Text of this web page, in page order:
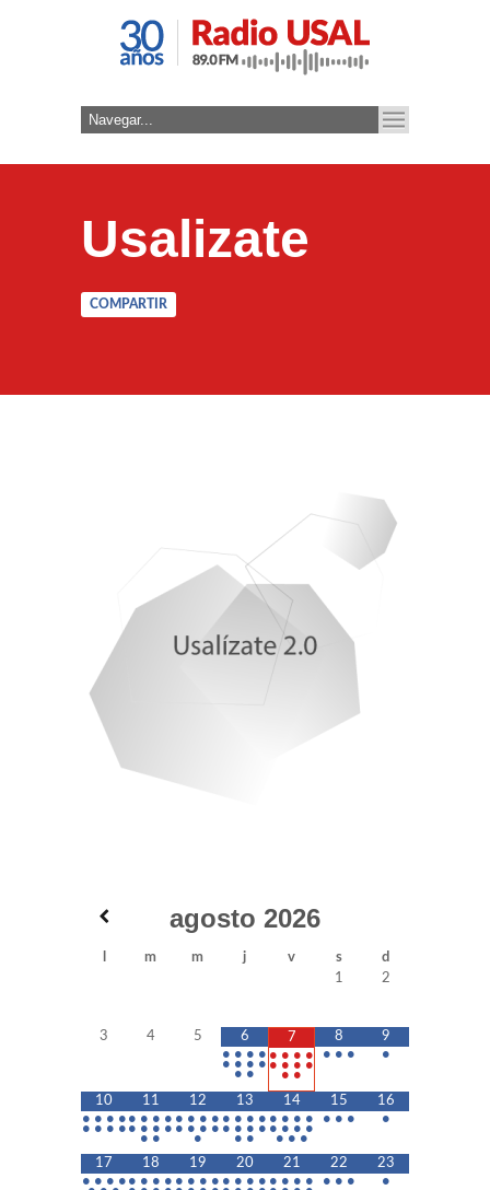
Usalizate
COMPARTIR
agosto 2026
m m j v s
d
1
2
3 4 5
6
• • • •
• • • •
• •
7
• • • •
• • • •
• •
8
• • •
9
•
10
• • • •
• • • •
11
• • • •
• • • •
• •
12
• • • •
• • • •
•
13
• • • •
• • • •
• •
14
• • • •
• • • •
• • •
15
• • •
16
•
17
• • • •
18
• • • •
19
• • • •
20
• • • •
21
• • • •
22
• • •
23
•